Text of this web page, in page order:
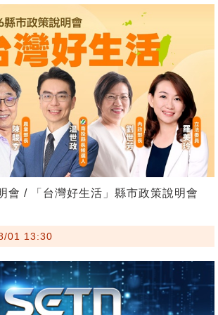
會 / 「台灣好生活」縣市政策說明會
01 13:30